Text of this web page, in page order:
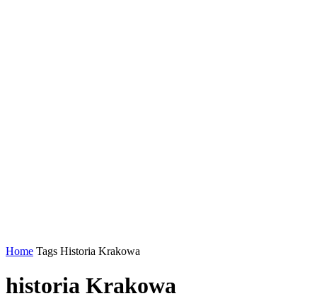
Home Tags Historia Krakowa
historia Krakowa